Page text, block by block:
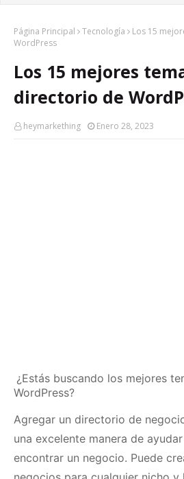
Página Principal Tecnología
Los 15
WordPress
Los 15 mejores
directorio de
heymarkething Enero 28, 2023
¿Estás buscando los mejores
WordPress?
Agregar un directorio de
una excelente manera de
encontrar un negocio. Puede